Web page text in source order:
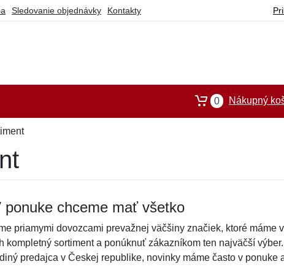
Sledovanie objednávky Kontakty
0 Nákupný
ponuke chceme mať všetko
priamymi dovozcami prevažnej väčšiny značiek, ktoré máme
kompletný sortiment a ponúknuť zákazníkom ten najväčší
predajca v Českej republike, novinky máme často v ponuke